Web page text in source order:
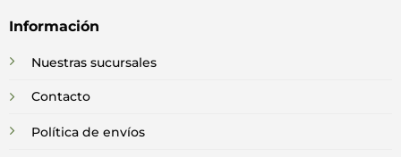
Información
Nuestras sucursales
Contacto
Política de envíos